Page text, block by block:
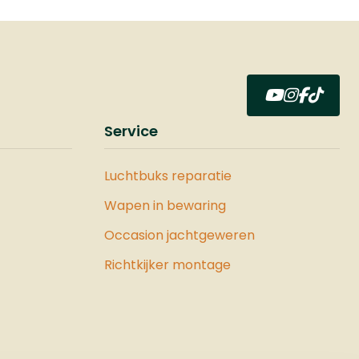
op
Service
Luchtbuks reparatie
Wapen in bewaring
Occasion jachtgeweren
Richtkijker montage